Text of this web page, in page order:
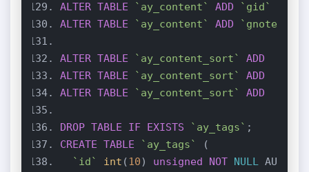
ALTER TABLE `ay_content` ADD `gid`
ALTER TABLE `ay_content` ADD `gnote`
ALTER TABLE `ay_content_sort` ADD
ALTER TABLE `ay_content_sort` ADD
ALTER TABLE `ay_content_sort` ADD
DROP TABLE IF EXISTS `ay_tags`
CREATE TABLE `ay_tags`
`id`
int (10) unsigned NOT NULL